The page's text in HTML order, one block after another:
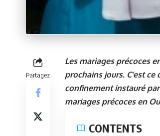
Partagez
Les mariages précoces
prochains jours. C’est
confinement instauré
mariages précoces en
CONTENTS